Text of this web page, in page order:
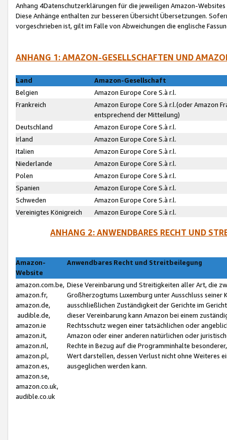
Anhang 4Datenschutzerklärungen für die jeweiligen Amazon-Websites
Diese Anhänge enthalten zur besseren Übersicht Übersetzungen.
vorgeschrieben ist, gilt im Falle von Abweichungen die englische
ANHANG 1: AMAZON-GESELLSCHAFTEN UND
Land
Amazon-Gesellschaft
Belgien
Amazon Europe Core S.à r.l.
Frankreich
Amazon Europe Core S.à r.l.(oder Amazon
entsprechend der Mitteilung)
Deutschland
Amazon Europe Core S.à r.l.
Irland
Amazon Europe Core S.à r.l.
Italien
Amazon Europe Core S.à r.l.
Niederlande
Amazon Europe Core S.à r.l.
Polen
Amazon Europe Core S.à r.l.
Spanien
Amazon Europe Core S.à r.l.
Schweden
Amazon Europe Core S.à r.l.
Vereinigtes Königreich
Amazon Europe Core S.à r.l.
ANHANG 2: ANWENDBARES RECHT UND
Amazon-
Website
Anwendbares Recht und Streitbeilegung
amazon.com.be,
amazon.fr,
amazon.de,
audible.de,
amazon.ie
amazon.it,
amazon.nl,
amazon.pl,
amazon.es,
amazon.se,
amazon.co.uk,
audible.co.uk
Diese Vereinbarung und Streitigkeiten aller Art, die
Großherzogtums Luxemburg unter Ausschluss
ausschließlichen Zuständigkeit der Gerichte im
dieser Vereinbarung kann Amazon bei einem
Rechtsschutz wegen einer tatsächlichen oder
Amazon oder einer anderen natürlichen oder
Rechte in Bezug auf die Programminhalte
Wert darstellen, dessen Verlust nicht ohne Weiteres
ausgeglichen werden kann.